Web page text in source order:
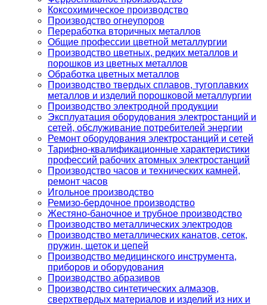
Коксохимическое производство
Производство огнеупоров
Переработка вторичных металлов
Общие профессии цветной металлургии
Производство цветных, редких металлов и
порошков из цветных металлов
Обработка цветных металлов
Производство твердых сплавов, тугоплавких
металлов и изделий порошковой металлургии
Производство электродной продукции
Эксплуатация оборудования электростанций и
сетей, обслуживание потребителей энергии
Ремонт оборудования электростанций и сетей
Тарифно-квалификационные характеристики
профессий рабочих атомных электростанций
Производство часов и технических камней,
ремонт часов
Игольное производство
Ремизо-бердочное производство
Жестяно-баночное и трубное производство
Производство металлических электродов
Производство металлических канатов, сеток,
пружин, щеток и цепей
Производство медицинского инструмента,
приборов и оборудования
Производство абразивов
Производство синтетических алмазов,
сверхтвердых материалов и изделий из них и